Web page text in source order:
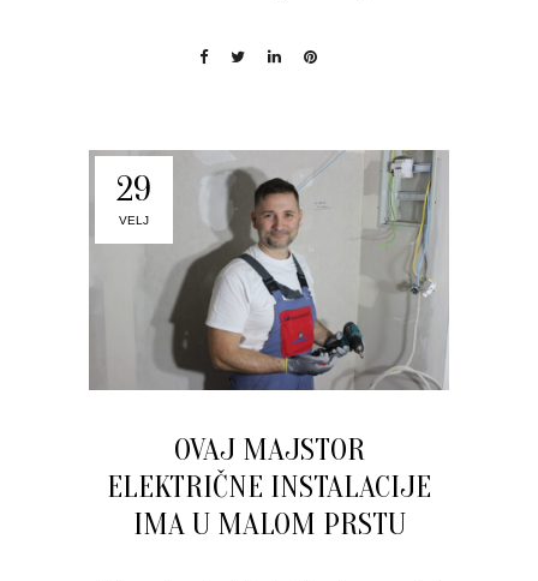
29
VELJ
OVAJ MAJSTOR
ELEKTRIČNE INSTALACIJE
IMA U MALOM PRSTU